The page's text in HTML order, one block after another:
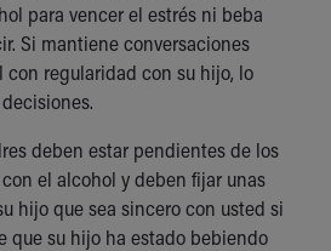
para vencer el estrés ni beba
Si mantiene conversaciones
con regularidad con su hijo, lo
deben estar pendientes de los
el alcohol y deben fijar unas
hijo que sea sincero con usted si
que su hijo ha estado bebiendo